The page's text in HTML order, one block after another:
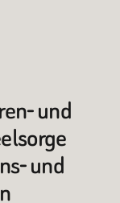
und
und